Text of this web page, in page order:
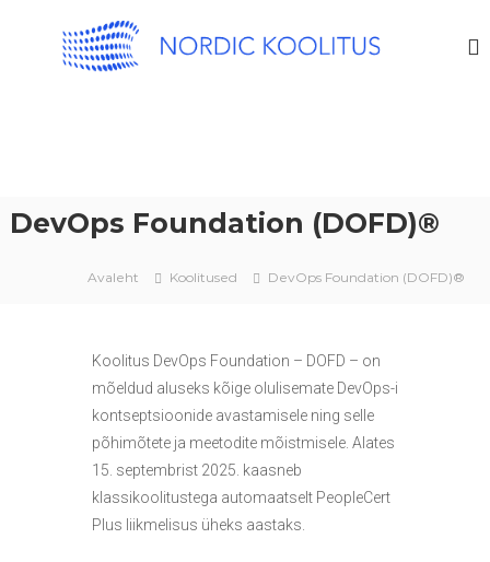
Ia
DevOps Foundation (DOFD)®
Avaleht Koolitused DevOps Foundation (DOFD)®
Koolitus DevOps Foundation – DOFD – on
mõeldud aluseks kõige olulisemate DevOps-i
kontseptsioonide avastamisele ning selle
põhimõtete ja meetodite mõistmisele. Alates
15. septembrist 2025. kaasneb
klassikoolitustega automaatselt PeopleCert
Plus liikmelisus üheks aastaks.